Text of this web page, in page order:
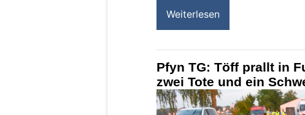
Weiterlesen
Pfyn TG: Töff prallt in
zwei Tote und ein